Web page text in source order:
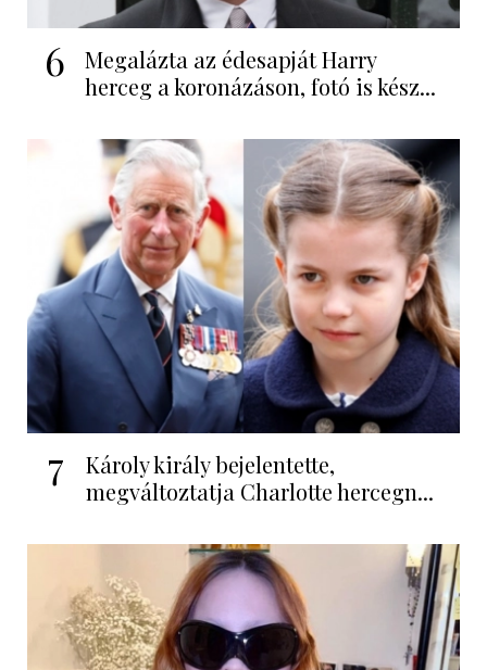
6
Megalázta az édesapját Harry
herceg a koronázáson, fotó is kész...
7
Károly király bejelentette,
megváltoztatja Charlotte hercegn...